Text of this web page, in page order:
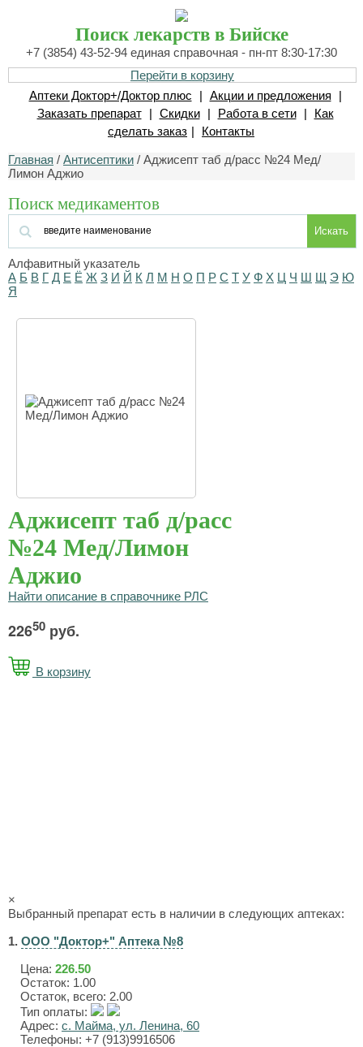
Поиск лекарств в Бийске
+7 (3854) 43-52-94 единая справочная - пн-пт 8:30-17:30
Перейти в корзину
Аптеки Доктор+/Доктор плюс
| Акции и предложения
|
Заказать препарат
| Скидки | Работа в сети |
Как
сделать заказ | Контакты
Главная / Антисептики / Аджисепт таб д/расс №24 Мед/
Лимон Аджио
Поиск медикаментов
Искать
Алфавитный указатель
А Б В Г Д Е Ё Ж З И Й К Л М Н О П Р С Т У Ф Х Ц Ч Ш Щ Э Ю
Я
Аджисепт таб д/расс
№24 Мед/Лимон
Аджио
Найти описание в справочнике РЛС
22650 руб.
В корзину
×
Выбранный препарат есть в наличии в следующих аптеках:
1. ООО "Доктор+" Аптека №8
Цена: 226.50
Остаток: 1.00
Остаток, всего: 2.00
Тип оплаты:
Адрес: с. Майма, ул. Ленина, 60
Телефоны: +7 (913)9916506